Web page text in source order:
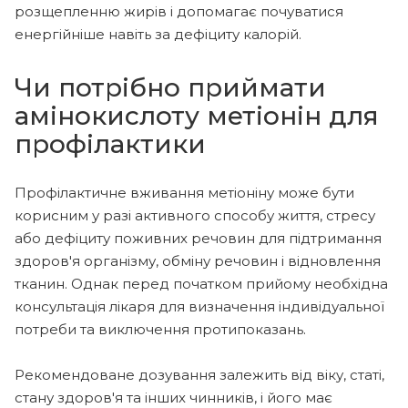
розщепленню жирів і допомагає почуватися
енергійніше навіть за дефіциту калорій.
Чи потрібно приймати
амінокислоту метіонін для
профілактики
Профілактичне вживання метіоніну може бути
корисним у разі активного способу життя, стресу
або дефіциту поживних речовин для підтримання
здоров'я організму, обміну речовин і відновлення
тканин. Однак перед початком прийому необхідна
консультація лікаря для визначення індивідуальної
потреби та виключення протипоказань.
Рекомендоване дозування залежить від віку, статі,
стану здоров'я та інших чинників, і його має